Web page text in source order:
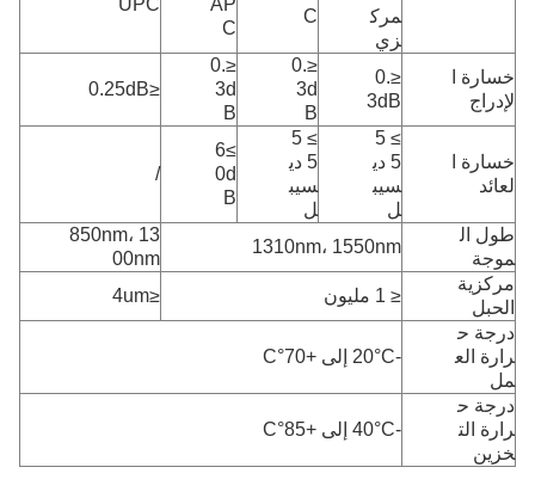
مرك
زي
C
AP
C
UPC
خسارة ا
لإدراج
≤0.
3dB
≤0.
3d
B
≤0.
3d
B
≤0.25dB
خسارة ا
لعائد
≥ 5
5 دي
سيب
ل
≥ 5
5 دي
سيب
ل
≥6
0d
B
طول ال
موجة
1310nm، 1550nm
850nm، 13
00nm
مركزية
الحبل
≤ 1 مليون
≤4um
درجة ح
رارة الع
مل
درجة ح
رارة الت
خزين